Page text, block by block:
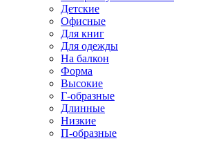
Детские
Офисные
Для книг
Для одежды
На балкон
Форма
Высокие
Г-образные
Длинные
Низкие
П-образные